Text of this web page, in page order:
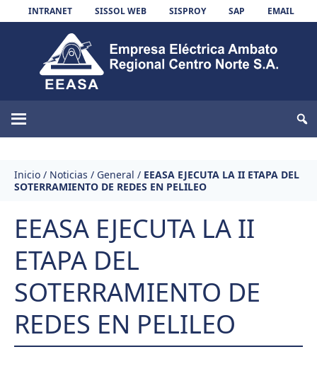
Skip to content
INTRANET SISSOL WEB SISPROY SAP EMAIL
EEASA
Inicio / Noticias / General / EEASA EJECUTA LA II ETAPA DEL
SOTERRAMIENTO DE REDES EN PELILEO
EEASA EJECUTA LA II
ETAPA DEL
SOTERRAMIENTO DE
REDES EN PELILEO